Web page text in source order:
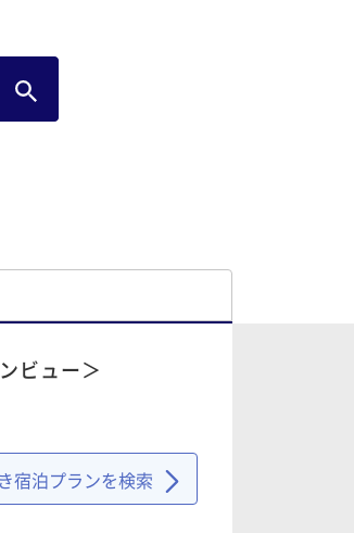
ビュー＞
宿泊プランを検索